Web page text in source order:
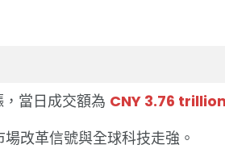
當日成交額為 CNY 3.76 trillion
改革信號與全球科技走強。